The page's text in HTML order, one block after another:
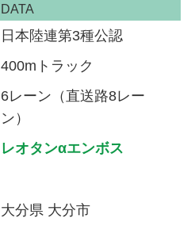
DATA
日本陸連第3種公認
400mトラック
6レーン（直送路8レー
ン）
レオタンαエンボス
大分県 大分市